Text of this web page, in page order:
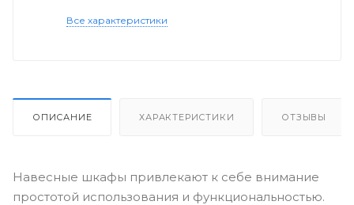
Все характеристики
ОПИСАНИЕ ХАРАКТЕРИСТИКИ ОТЗЫВЫ
Навесные шкафы привлекают к себе внимание
простотой использования и функциональностью.